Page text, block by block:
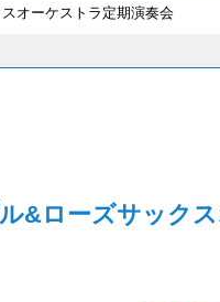
オーケストラ定期演奏会
&ローズサックス